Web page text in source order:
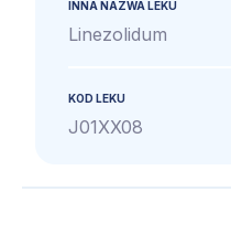
INNA NAZWA LEKU
Linezolidum
KOD LEKU
J01XX08